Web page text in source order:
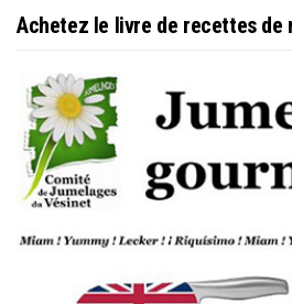
Achetez le livre de recettes de